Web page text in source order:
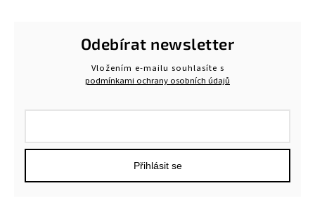
Odebírat newsletter
Vložením e-mailu souhlasíte s
podmínkami ochrany osobních údajů
Přihlásit se